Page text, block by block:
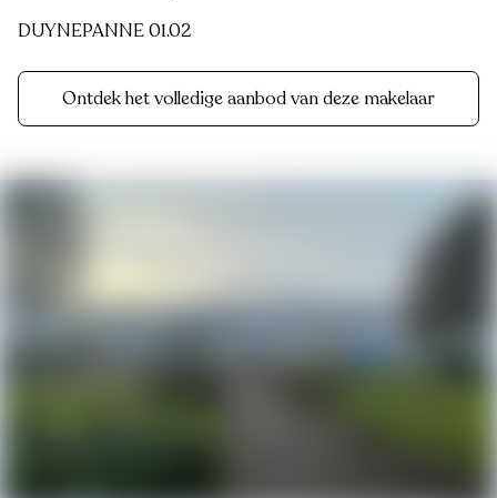
DUYNEPANNE 01.02
Ontdek het volledige aanbod van deze makelaar